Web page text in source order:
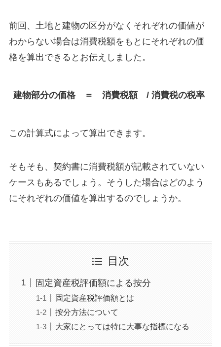
前回、土地と建物の区分がなくそれぞれの価値が
わからない場合は消費税額をもとにそれぞれの価
格を算出できるとお伝えしました。
建物部分の価格　＝　消費税額　/ 消費税の税率
この計算式によって算出できます。
そもそも、契約書に消費税額が記載されていない
ケースもあるでしょう。そうした場合はどのよう
にそれぞれの価値を算出するのでしょうか。
目次
固定資産税評価額による按分
固定資産税評価額とは
按分方法について
大家にとっては特に大事な指標になる